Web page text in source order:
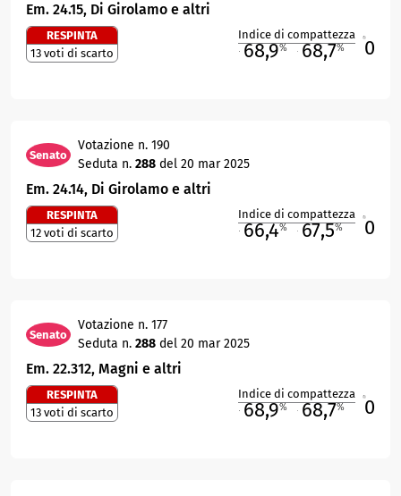
Em. 24.15, Di Girolamo e altri
RESPINTA
13 voti di scarto
Indice di compattezza
68,9% 68,7% 0
Senato
Votazione n. 190
Seduta n. 288 del 20 mar 2025
Em. 24.14, Di Girolamo e altri
RESPINTA
12 voti di scarto
Indice di compattezza
66,4% 67,5% 0
Senato
Votazione n. 177
Seduta n. 288 del 20 mar 2025
Em. 22.312, Magni e altri
RESPINTA
13 voti di scarto
Indice di compattezza
68,9% 68,7% 0